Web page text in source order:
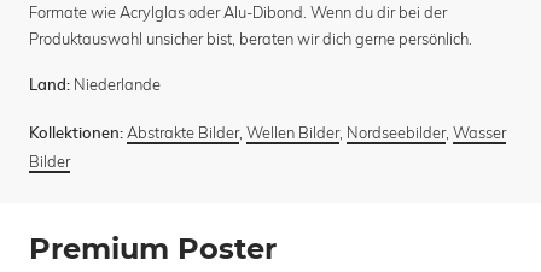
Formate wie Acrylglas oder Alu-Dibond. Wenn du dir bei der
Produktauswahl unsicher bist, beraten wir dich gerne persönlich.
Land: Niederlande
Kollektionen: Abstrakte Bilder, Wellen Bilder, Nordseebilder, Wasser
Bilder
Premium Poster